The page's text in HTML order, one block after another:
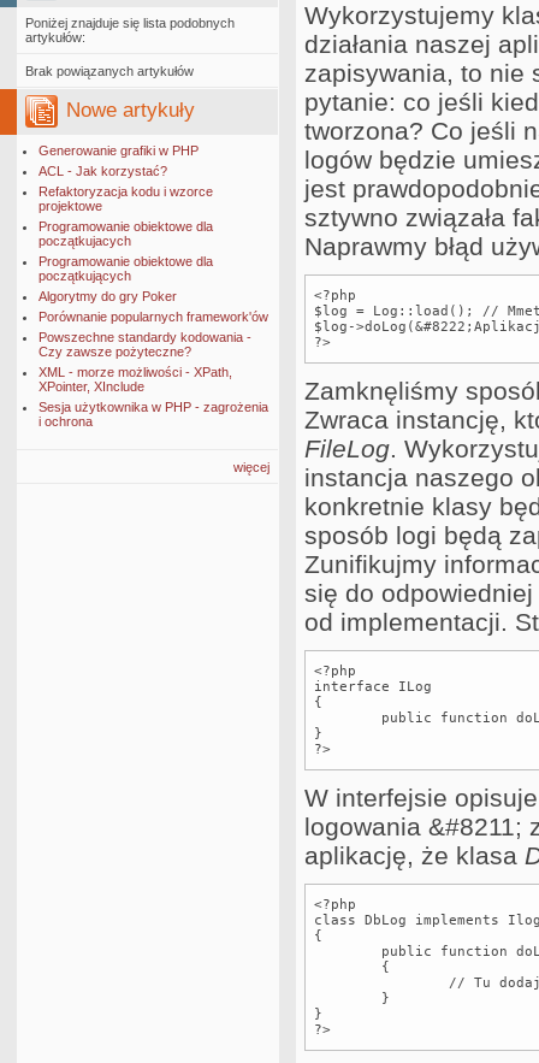
Poniżej znajduje się lista podobnych
artykułów:
Brak powiązanych artykułów
Nowe artykuły
Generowanie grafiki w PHP
ACL - Jak korzystać?
Refaktoryzacja kodu i wzorce
projektowe
Programowanie obiektowe dla
początkujacych
Programowanie obiektowe dla
początkujących
Algorytmy do gry Poker
Porównanie popularnych framework'ów
Powszechne standardy kodowania -
Czy zawsze pożyteczne?
XML - morze możliwości - XPath,
XPointer, XInclude
Sesja użytkownika w PHP - zagrożenia
i ochrona
więcej
Wykorzystujemy
działania naszej
zapisywania, to nie
pytanie: co jeśli
tworzona? Co jeśli
logów będzie
jest
sztywno związała
Naprawmy błąd
<?php
$log = Log::load(); //
$log-
?>
Zamknęliśmy
Zwraca instancję,
FileLog.
instancja naszego
konkretnie klasy
sposób logi będą
Zunifikujmy
się do
od implementacji.
<?php
interface ILog
{
}
?>
W interfejsie
logowania &#8211;
aplikację, że klasa
<?php
class DbLog implements
{
}
?>